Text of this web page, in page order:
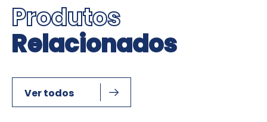
Produtos
Relacionados
Ver todos